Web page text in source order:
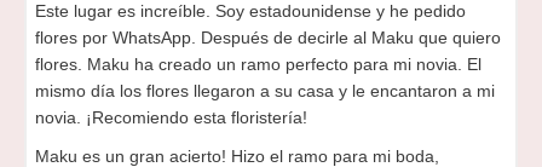
Este lugar es increíble. Soy estadounidense y he pedido
flores por WhatsApp. Después de decirle al Maku que quiero
flores. Maku ha creado un ramo perfecto para mi novia. El
mismo día los flores llegaron a su casa y le encantaron a mi
novia. ¡Recomiendo esta floristería!
Maku es un gran acierto! Hizo el ramo para mi boda,